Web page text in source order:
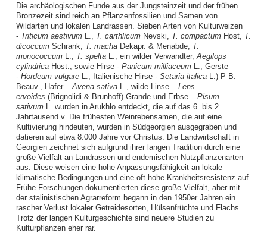
Die archäologischen Funde aus der Jungsteinzeit und der frühen
Bronzezeit sind reich an Pflanzenfossilien und Samen von
Wildarten und lokalen Landrassen. Sieben Arten von Kulturweizen
- Triticum aestivumL., T. carthlicumNevski, T. compactumHost, T.
dicoccumSchrank, T. machaDekapr. & Menabde, T.
monococcumL., T. speltaL., ein wilder Verwandter, Aegilops
cylindricaHost., sowie Hirse - Panicum milliaceumL., Gerste
- Hordeum vulgareL., Italienische Hirse - Setaria italicaL.) P B.
Beauv., Hafer – Avena sativaL., wilde Linse – Lens
ervoides (Brignolidi & Brunhoff) Grande und Erbse – Pisum
sativumL. wurden in Arukhlo entdeckt, die auf das 6. bis 2.
Jahrtausend v. Die frühesten Weinrebensamen, die auf eine
Kultivierung hindeuten, wurden in Südgeorgien ausgegraben und
datieren auf etwa 8.000 Jahre vor Christus. Die Landwirtschaft in
Georgien zeichnet sich aufgrund ihrer langen Tradition durch eine
große Vielfalt an Landrassen und endemischen Nutzpflanzenarten
aus. Diese weisen eine hohe Anpassungsfähigkeit an lokale
klimatische Bedingungen und eine oft hohe Krankheitsresistenz auf.
Frühe Forschungen dokumentierten diese große Vielfalt, aber mit
der stalinistischen Agrarreform begann in den 1950er Jahren ein
rascher Verlust lokaler Getreidesorten, Hülsenfrüchte und Flachs.
Trotz der langen Kulturgeschichte sind neuere Studien zu
Kulturpflanzen eher rar.